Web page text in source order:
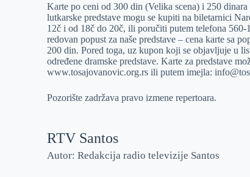
Karte po ceni od 300 din (Velika scena) i 250
lutkarske predstave mogu se kupiti na biletarnici
12č i od 18č do 20č, ili poručiti putem telefona
redovan popust za naše predstave – cena karte sa
200 din. Pored toga, uz kupon koji se objavljuje u
određene dramske predstave. Karte za predstave
www.tosajovanovic.org.rs ili putem imejla:
Pozorište zadržava pravo izmene repertoara.
RTV Santos
Autor: Redakcija radio televizije Santos